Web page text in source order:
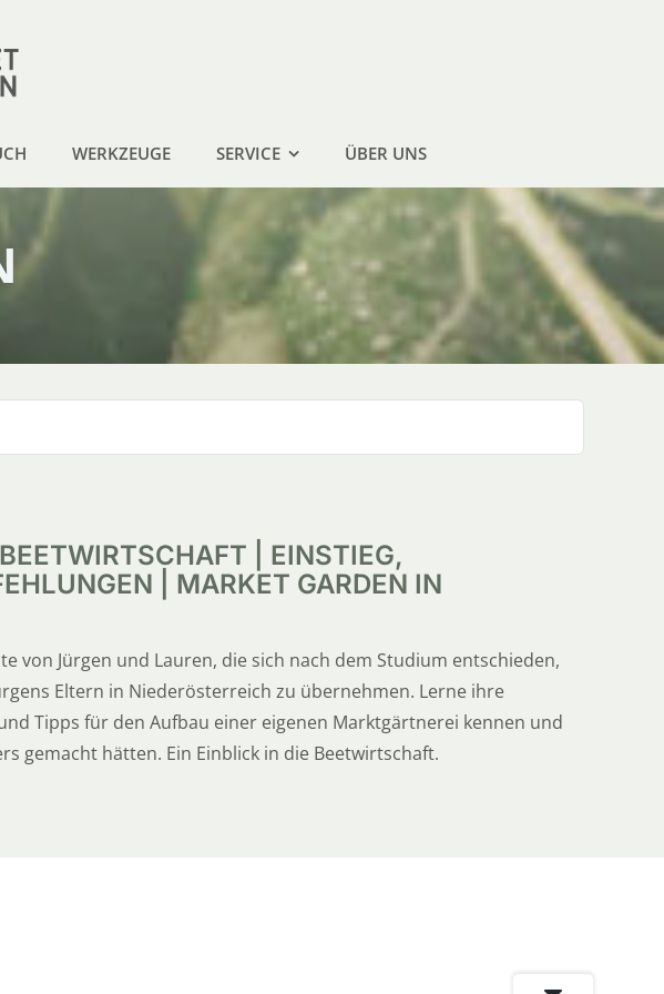
WERKZEUGE SERVICE ÜBER UNS
| EINSTIEG,
| MARKET GARDEN IN
von Jürgen und Lauren, die sich nach dem Studium entschieden,
Eltern in Niederösterreich zu übernehmen. Lerne ihre
Tipps für den Aufbau einer eigenen Marktgärtnerei kennen und
gemacht hätten. Ein Einblick in die Beetwirtschaft.